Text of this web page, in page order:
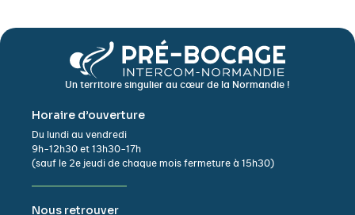
Un territoire singulier au cœur de la Normandie !
Horaire d’ouverture
Du lundi au vendredi
9h-12h30 et 13h30-17h
(sauf le 2e jeudi de chaque mois fermeture à 15h30)
Nous retrouver